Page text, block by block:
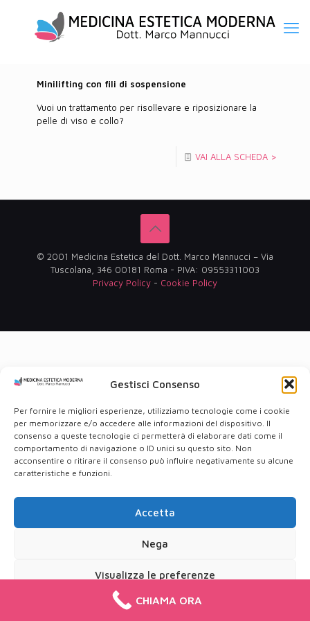
Gestisci Consenso
Per fornire le migliori esperienze, utilizziamo tecnologie come i cookie
per memorizzare e/o accedere alle informazioni del dispositivo. Il
consenso a queste tecnologie ci permetterà di elaborare dati come il
comportamento di navigazione o ID unici su questo sito. Non
acconsentire o ritirare il consenso può influire negativamente su alcune
caratteristiche e funzioni.
Accetta
Nega
Visualizza le preferenze
Cookie PolicyPrivacy Policy
Minilifting con fili di sospensione
Vuoi un trattamento per risollevare e riposizionare la
pelle di viso e collo?
VAI ALLA SCHEDA >
© 2001 Medicina Estetica del Dott. Marco Mannucci – Via
Tuscolana, 346 00181 Roma - PIVA: 09553311003
Privacy Policy - Cookie Policy
CHIAMA ORA